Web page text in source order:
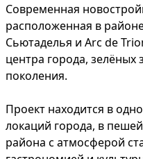
Современная
расположенная в
Сьютаделья и Arc de
центра города, зелёных
поколения.
Проект находится в
локаций города, в
района с атмосферой